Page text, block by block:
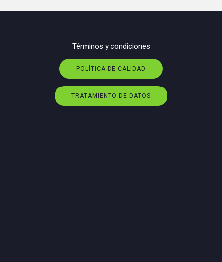
Términos y condiciones
POLÍTICA DE CALIDAD
TRATAMIENTO DE DATOS